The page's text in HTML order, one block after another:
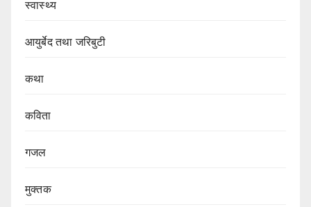
स्वास्थ्य
आयुर्बेद तथा जरिबुटी
कथा
कविता
गजल
मुक्तक